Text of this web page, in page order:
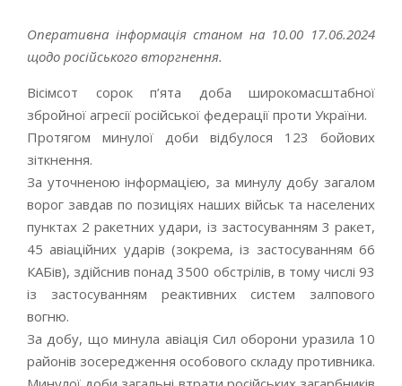
Оперативна інформація станом на 10.00 17.06.2024
щодо російського вторгнення.
Вісімсот сорок п’ята доба широкомасштабної
збройної агресії російської федерації проти України.
Протягом минулої доби відбулося 123 бойових
зіткнення.
За уточненою інформацією, за минулу добу загалом
ворог завдав по позиціях наших військ та населених
пунктах 2 ракетних удари, із застосуванням 3 ракет,
45 авіаційних ударів (зокрема, із застосуванням 66
КАБів), здійснив понад 3500 обстрілів, в тому числі 93
із застосуванням реактивних систем залпового
вогню.
За добу, що минула авіація Сил оборони уразила 10
районів зосередження особового складу противника.